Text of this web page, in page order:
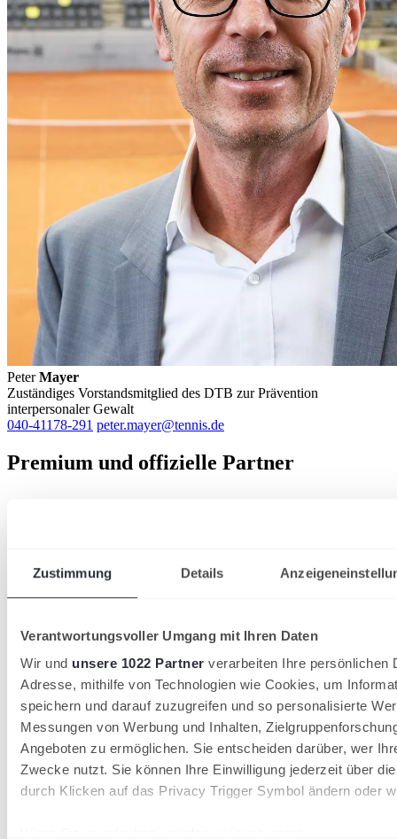
Zustimmung Details
Verantwortungsvoller Umgang mit Ihren Daten
Wir und unsere 1022 Partner verarbeiten Ihre persönlichen
Adresse, mithilfe von Technologien wie Cookies, um
speichern und darauf zuzugreifen und so personalisierte
Messungen von Werbung und Inhalten,
Angeboten zu ermöglichen. Sie entscheiden darüber, wer
Zwecke nutzt. Sie können Ihre Einwilligung jederzeit über
durch Klicken auf das Privacy Trigger Symbol ändern oder
PeterMayer
Zuständiges Vorstandsmitglied des DTB zur Prävention
interpersonaler Gewalt
040-41178-291 peter.mayer@tennis.de
Premium und offizielle Partner